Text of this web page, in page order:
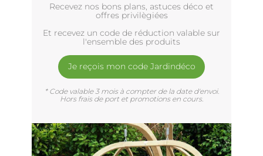
Recevez nos bons plans, astuces déco et
offres privilègiées
Et recevez un code de réduction valable sur
l'ensemble des produits
Je reçois mon code Jardindéco
* Code valable 3 mois à compter de la date d'envoi.
Hors frais de port et promotions en cours.